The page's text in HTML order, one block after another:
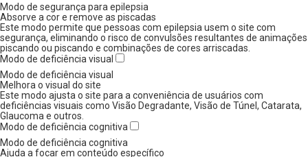
Modo de segurança para epilepsia
Absorve a cor e remove as piscadas
Este modo permite que pessoas com epilepsia usem o site com
segurança, eliminando o risco de convulsões resultantes de animações
piscando ou piscando e combinações de cores arriscadas.
Modo de deficiência visual
Modo de deficiência visual
Melhora o visual do site
Este modo ajusta o site para a conveniência de usuários com
deficiências visuais como Visão Degradante, Visão de Túnel, Catarata,
Glaucoma e outros.
Modo de deficiência cognitiva
Modo de deficiência cognitiva
Ajuda a focar em conteúdo específico